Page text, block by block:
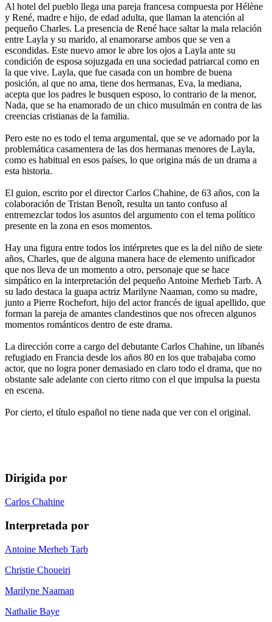
Al hotel del pueblo llega una pareja francesa compuesta por Hélène
y René, madre e hijo, de edad adulta, que llaman la atención al
pequeño Charles. La presencia de René hace saltar la mala relación
entre Layla y su marido, al enamorarse ambos que se ven a
escondidas. Este nuevo amor le abre los ojos a Layla ante su
condición de esposa sojuzgada en una sociedad patriarcal como en
la que vive. Layla, que fue casada con un hombre de buena
posición, al que no ama, tiene dos hermanas, Eva, la mediana,
acepta que los padres le busquen esposo, lo contrario de la menor,
Nada, que se ha enamorado de un chico musulmán en contra de las
creencias cristianas de la familia.
Pero este no es todo el tema argumental, que se ve adornado por la
problemática casamentera de las dos hermanas menores de Layla,
como es habitual en esos países, lo que origina más de un drama a
esta historia.
El guion, escrito por el director Carlos Chahine, de 63 años, con la
colaboración de Tristan Benoît, resulta un tanto confuso al
entremezclar todos los asuntos del argumento con el tema político
presente en la zona en esos momentos.
Hay una figura entre todos los intérpretes que es la del niño de siete
años, Charles, que de alguna manera hace de elemento unificador
que nos lleva de un momento a otro, personaje que se hace
simpático en la interpretación del pequeño Antoine Merheb Tarb. A
su lado destaca la guapa actriz Marilyne Naaman, como su madre,
junto a Pierre Rochefort, hijo del actor francés de igual apellido, que
forman la pareja de amantes clandestinos que nos ofrecen algunos
momentos románticos dentro de este drama.
La dirección corre a cargo del debutante Carlos Chahine, un libanés
refugiado en Francia desde los años 80 en los que trabajaba como
actor, que no logra poner demasiado en claro todo el drama, que no
obstante sale adelante con cierto ritmo con el que impulsa la puesta
en escena.
Por cierto, el título español no tiene nada que ver con el original.
Dirigida por
Carlos Chahine
Interpretada por
Antoine Merheb Tarb
Christie Choueiri
Marilyne Naaman
Nathalie Baye